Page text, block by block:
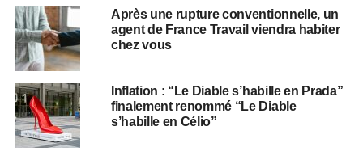
Après une rupture conventionnelle, un
agent de France Travail viendra habiter
chez vous
Inflation : “Le Diable s’habille en Prada”
finalement renommé “Le Diable
s’habille en Célio”